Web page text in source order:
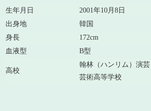
生年月日
2001年10月8日
出身地
韓国
身長
172cm
血液型
B型
高校
翰林（ハンリム）演芸
芸術高等学校